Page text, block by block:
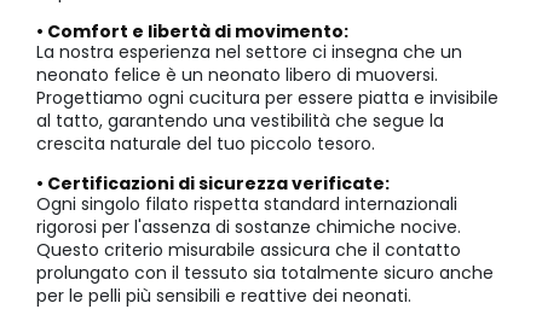
• Comfort e libertà di movimento:
La nostra esperienza nel settore ci insegna che un
neonato felice è un neonato libero di muoversi.
Progettiamo ogni cucitura per essere piatta e invisibile
al tatto, garantendo una vestibilità che segue la
crescita naturale del tuo piccolo tesoro.
• Certificazioni di sicurezza verificate:
Ogni singolo filato rispetta standard internazionali
rigorosi per l'assenza di sostanze chimiche nocive.
Questo criterio misurabile assicura che il contatto
prolungato con il tessuto sia totalmente sicuro anche
per le pelli più sensibili e reattive dei neonati.